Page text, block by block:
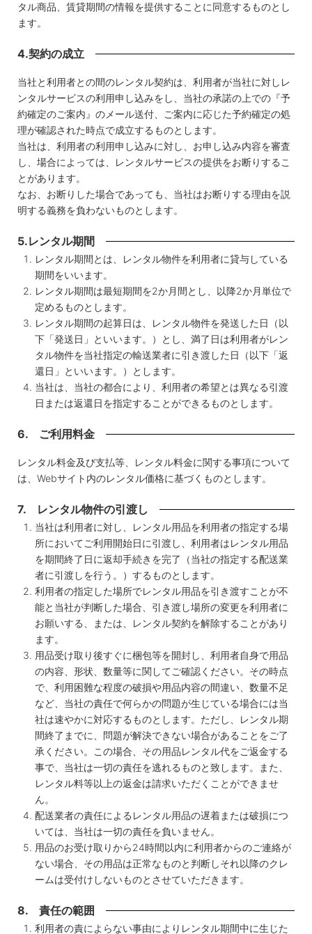
タル商品、賃貸期間の情報を提供することに同意するものとし
ます。
4.契約の成立
当社と利用者との間のレンタル契約は、利用者が当社に対しレ
ンタルサービスの利用申し込みをし、当社の承諾の上での『予
約確定のご案内』のメール送付、ご案内に応じた予約確定の処
理が確認された時点で成立するものとします。
当社は、利用者の利用申し込みに対し、お申し込み内容を審査
し、場合によっては、レンタルサービスの提供をお断りするこ
とがあります。
なお、お断りした場合であっても、当社はお断りする理由を説
明する義務を負わないものとします。
5.レンタル期間
レンタル期間とは、レンタル物件を利用者に貸与している
期間をいいます。
レンタル期間は最短期間を2か月間とし、以降2か月単位で
定めるものとします。
レンタル期間の起算日は、レンタル物件を発送した日（以
下「発送日」といいます。）とし、満了日は利用者がレン
タル物件を当社指定の輸送業者に引き渡した日（以下「返
還日」といいます。）とします。
当社は、当社の都合により、利用者の希望とは異なる引渡
日または返還日を指定することができるものとします。
6. ご利用料金
レンタル料金及び支払等、レンタル料金に関する事項について
は、Webサイト内のレンタル価格に基づくものとします。
7. レンタル物件の引渡し
当社は利用者に対し、レンタル用品を利用者の指定する場
所においてご利用開始日に引渡し、利用者はレンタル用品
を期間終了日に返却手続きを完了（当社の指定する配送業
者に引渡しを行う。）するものとします。
利用者の指定した場所でレンタル用品を引き渡すことが不
能と当社が判断した場合、引き渡し場所の変更を利用者に
お願いする、または、レンタル契約を解除することがあり
ます。
用品受け取り後すぐに梱包等を開封し、利用者自身で用品
の内容、形状、数量等に関してご確認ください。その時点
で、利用困難な程度の破損や用品内容の間違い、数量不足
など、当社の責任で何らかの問題が生じている場合には当
社は速やかに対応するものとします。ただし、レンタル期
間終了までに、問題が解決できない場合があることをご了
承ください。この場合、その用品レンタル代をご返金する
事で、当社は一切の責任を逃れるものと致します。また、
レンタル料等以上の返金は請求いただくことができませ
ん。
配送業者の責任によるレンタル用品の遅着または破損につ
いては、当社は一切の責任を負いません。
用品のお受け取りから24時間以内に利用者からのご連絡が
ない場合、その用品は正常なものと判断しそれ以降のクレ
ームは受付けしないものとさせていただきます。
8. 責任の範囲
利用者の責によらない事由によりレンタル期間中に生じた